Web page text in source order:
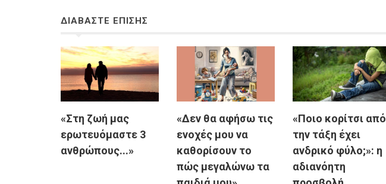
ΔΙΑΒΑΣΤΕ ΕΠΙΣΗΣ
«Στη ζωή μας
ερωτευόμαστε 3
ανθρώπους...»
«Δεν θα αφήσω τις
ενοχές μου να
καθορίσουν το
πώς μεγαλώνω τα
«Ποιο κορίτσι από
την τάξη έχει
ανδρικό φύλο;»: η
αδιανόητη